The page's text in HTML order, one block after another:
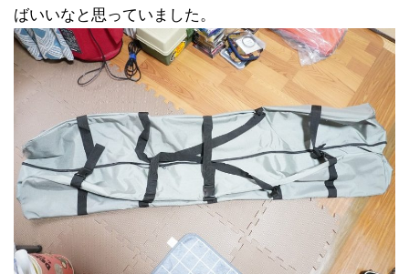
ばいいなと思っていました。